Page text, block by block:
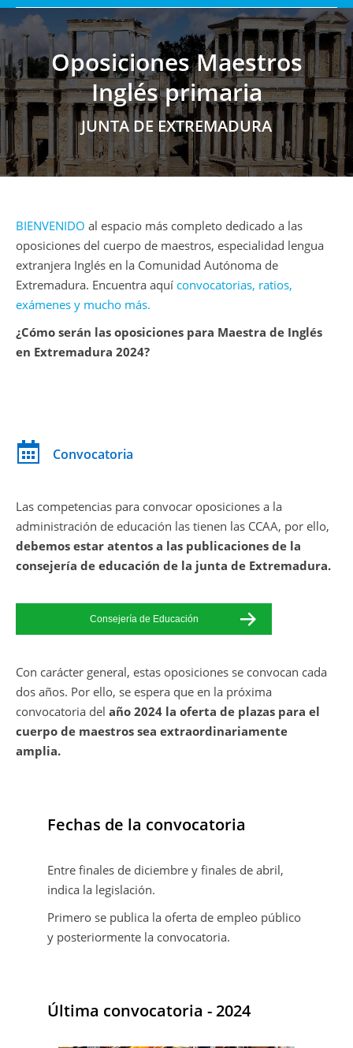
Oposiciones Maestros
Inglés primaria
JUNTA DE EXTREMADURA
Estás aquí:
BIENVENIDO al espacio más completo dedicado a las
oposiciones del cuerpo de maestros, especialidad lengua
extranjera Inglés en la Comunidad Autónoma de
Extremadura. Encuentra aquí convocatorias, ratios,
exámenes y mucho más.
¿Cómo serán las oposiciones para Maestra de Inglés
en Extremadura 2024?
Convocatoria
Las competencias para convocar oposiciones a la
administración de educación las tienen las CCAA, por ello,
debemos estar atentos a las publicaciones de la
consejería de educación de la junta de Extremadura.
Consejería de Educación
Con carácter general, estas oposiciones se convocan cada
dos años. Por ello, se espera que en la próxima
convocatoria del año 2024 la oferta de plazas para el
cuerpo de maestros sea extraordinariamente
amplia.
Fechas de la convocatoria
Entre finales de diciembre y finales de abril,
indica la legislación.
Primero se publica la oferta de empleo público
y posteriormente la convocatoria.
Última convocatoria - 2024